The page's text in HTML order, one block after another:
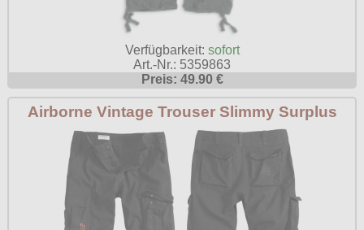
Poizen Industries
Queen of Darkness
Relco
Restyle
Rockabella
Sinister
Spin Doctor
Surplus
Gothic Shop
Hot Rod
Punkrock
Rockabilly
Mods
Verfügbarkeit: sofort
Art.-Nr.: 5359863
Preis: 49.90 €
Airborne Vintage Trouser Slimmy Surplus